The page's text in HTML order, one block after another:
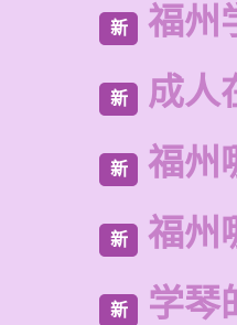
新 福州
新 成人
新 福州
新 福州
新 学琴